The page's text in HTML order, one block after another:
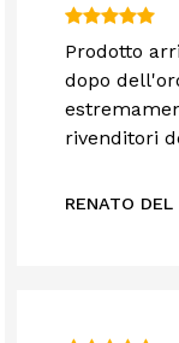
Prodotto
dopo
rivenditori
RENATO DEL